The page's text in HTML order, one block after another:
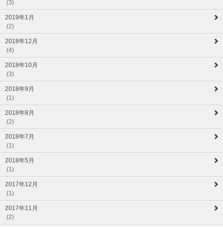
(3)
2019年1月
(2)
2018年12月
(4)
2018年10月
(3)
2018年9月
(1)
2018年8月
(2)
2018年7月
(1)
2018年5月
(1)
2017年12月
(1)
2017年11月
(2)